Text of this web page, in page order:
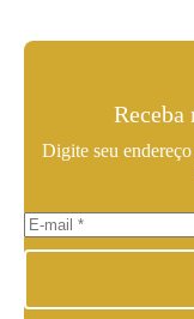
Receba
Digite seu